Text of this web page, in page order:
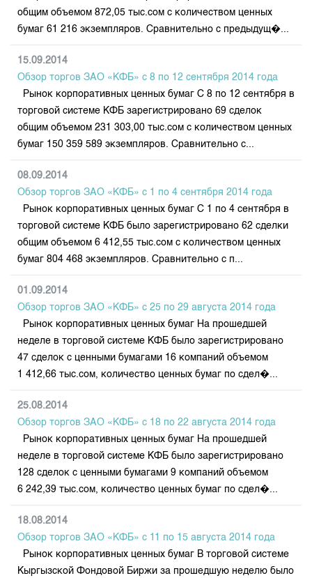
общим объемом 872,05 тыс.сом с количеством ценных
бумаг 61 216 экземпляров. Сравнительно с предыдущ�...
15.09.2014
Обзор торгов ЗАО «КФБ» с 8 по 12 сентября 2014 годa
Рынок корпоративных ценных бумаг С 8 по 12 сентября в
торговой системе КФБ зарегистрировано 69 сделок
общим объемом 231 303,00 тыс.сом с количеством ценных
бумаг 150 359 589 экземпляров. Сравнительно с...
08.09.2014
Обзор торгов ЗАО «КФБ» с 1 по 4 сентября 2014 годa
Рынок корпоративных ценных бумаг С 1 по 4 сентября в
торговой системе КФБ было зарегистрировано 62 сделки
общим объемом 6 412,55 тыс.сом с количеством ценных
бумаг 804 468 экземпляров. Сравнительно с п...
01.09.2014
Обзор торгов ЗАО «КФБ» с 25 по 29 августа 2014 годa
Рынок корпоративных ценных бумаг На прошедшей
неделе в торговой системе КФБ было зарегистрировано
47 сделок с ценными бумагами 16 компаний объемом
1 412,66 тыс.сом, количество ценных бумаг по сдел�...
25.08.2014
Обзор торгов ЗАО «КФБ» с 18 по 22 августа 2014 годa
Рынок корпоративных ценных бумаг На прошедшей
неделе в торговой системе КФБ было зарегистрировано
128 сделок с ценными бумагами 9 компаний объемом
6 242,39 тыс.сом, количество ценных бумаг по сдел�...
18.08.2014
Обзор торгов ЗАО «КФБ» с 11 по 15 августа 2014 годa
Рынок корпоративных ценных бумаг В торговой системе
Кыргызской Фондовой Биржи за прошедшую неделю было